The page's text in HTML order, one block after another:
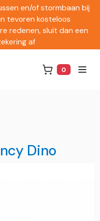
en/of stormbaan bij
tevoren kosteloos
redenen, sluit dan een
af
0
Dino